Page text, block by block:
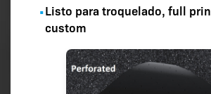
•Listo para troquelado, full
custom